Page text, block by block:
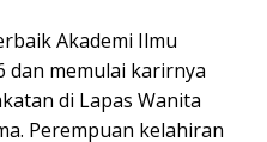
Akademi Ilmu
dan memulai karirnya
di Lapas Wanita
Perempuan kelahiran